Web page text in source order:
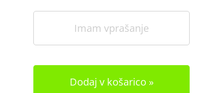
Imam vprašanje
Dodaj v košarico